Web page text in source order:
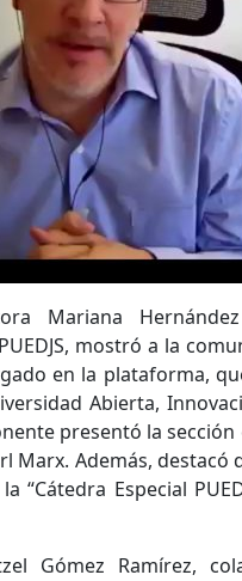
Mariana
mostró a la
en la plataforma,
Abierta,
presentó la
Marx. Además,
“Cátedra Especial
Gómez Ramírez,